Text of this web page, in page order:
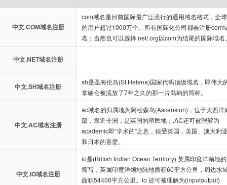
中文.COM域名注册
com域名是目前国际最广泛流行的通用域名格式，全球
的用户超过1000万个。所有国际化公司都会注册com
名；当然也可以选择.net/.org以com为结尾的国际域名
中文.NET域名注册
中文.SH域名注册
sh是圣海伦岛(St.Helena)国家代码顶级域名，即伟大
拿破仑被流放了7年之久的那一片岛屿的简称。
中文.AC域名注册
ac域名的归属地为阿松森岛(Ascension)，位于大西洋
部，靠近非洲，是英国的殖民地；.AC还可被理解为
academic即“学术的”之意，很受英国，美国、澳大利
和日本的喜爱。
中文.IO域名注册
io是(British Indian Ocean Territory) 英属印度洋领地的
简写，英属印度洋领地陆地面积60平方公里，周边水
面积54400平方公里。io 还可被理解为(inputoutput)